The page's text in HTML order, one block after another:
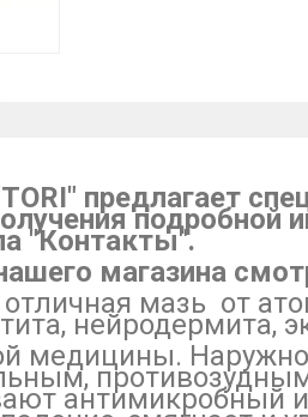
предлагает
подробной
"Контакты".
магазина
мазь от
нейродермита,
медицины.
антимикробный